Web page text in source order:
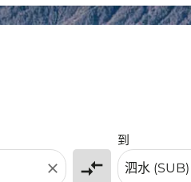
close compare_arrows
到